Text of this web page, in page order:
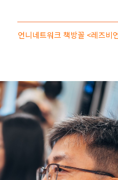
언니네트워크 책방꼴 <레즈비